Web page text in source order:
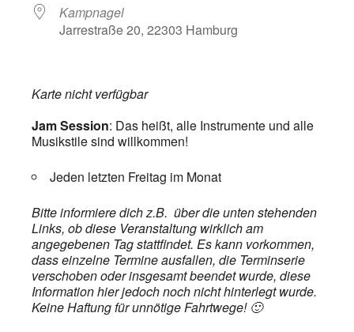
Kampnagel
Jarrestraße 20, 22303 Hamburg
Karte nicht verfügbar
Jam Session: Das heißt, alle Instrumente und alle
Musikstile sind willkommen!
Jeden letzten Freitag im Monat
Bitte informiere dich z.B. über die unten stehenden
Links, ob diese Veranstaltung wirklich am
angegebenen Tag stattfindet. Es kann vorkommen,
dass einzelne Termine ausfallen, die Terminserie
verschoben oder insgesamt beendet wurde, diese
Information hier jedoch noch nicht hinterlegt wurde.
Keine Haftung für unnötige Fahrtwege! 🙂